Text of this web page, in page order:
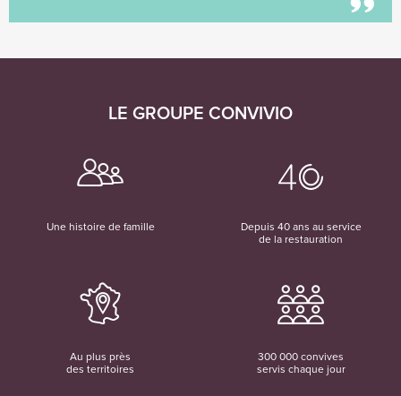
LE GROUPE CONVIVIO
Une histoire de famille
Depuis 40 ans au service
de la restauration
Au plus près
des territoires
300 000 convives
servis chaque jour